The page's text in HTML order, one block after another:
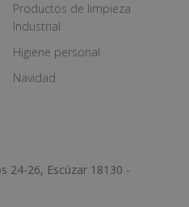
Productos de limpieza
Industrial
Higiene personal
Navidad
24-26, Escúzar 18130 -